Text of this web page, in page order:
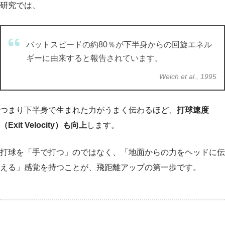
研究では、
バットスピードの約80％が下半身からの回旋エネル
ギーに由来すると報告されています。
Welch et al., 1995
つまり下半身で生まれた力がうまく伝わるほど、 打球速度
（Exit Velocity）も向上 します。
打球を「手で打つ」のではなく、「地面からの力をヘッドに伝
える」感覚を持つことが、飛距離アップの第一歩です。